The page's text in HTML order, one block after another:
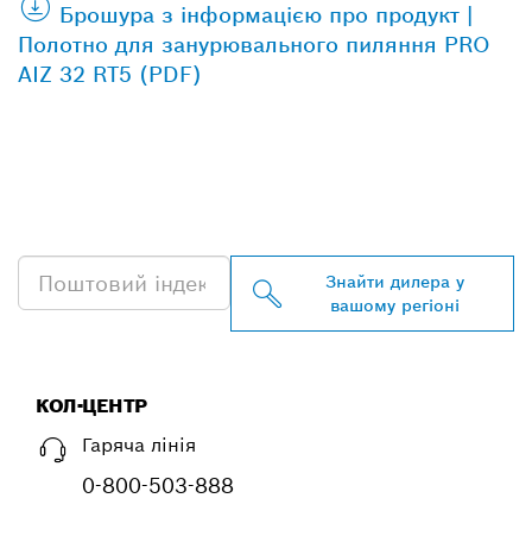
Брошура з інформацією про продукт |
Полотно для занурювального пиляння PRO
AIZ 32 RT5 (PDF)
Знайти дилера у
вашому регіоні
КОЛ-ЦЕНТР
Гаряча лінія
0-800-503-888